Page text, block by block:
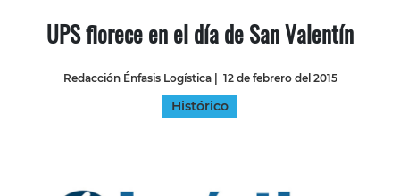
UPS florece en el día de San Valentín
Redacción Énfasis Logística| 12 de febrero del 2015
Histórico